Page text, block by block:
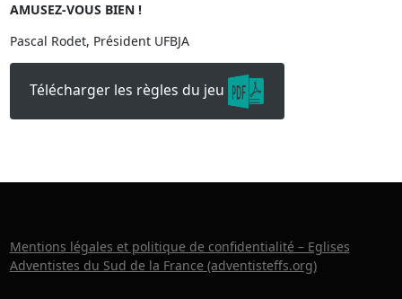
AMUSEZ-VOUS BIEN !
Pascal Rodet, Président UFBJA
Télécharger les règles du jeu
Mentions légales et politique de confidentialité – Eglises
Adventistes du Sud de la France (adventisteffs.org)